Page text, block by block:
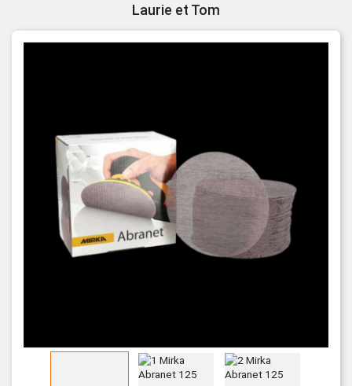
Laurie et Tom